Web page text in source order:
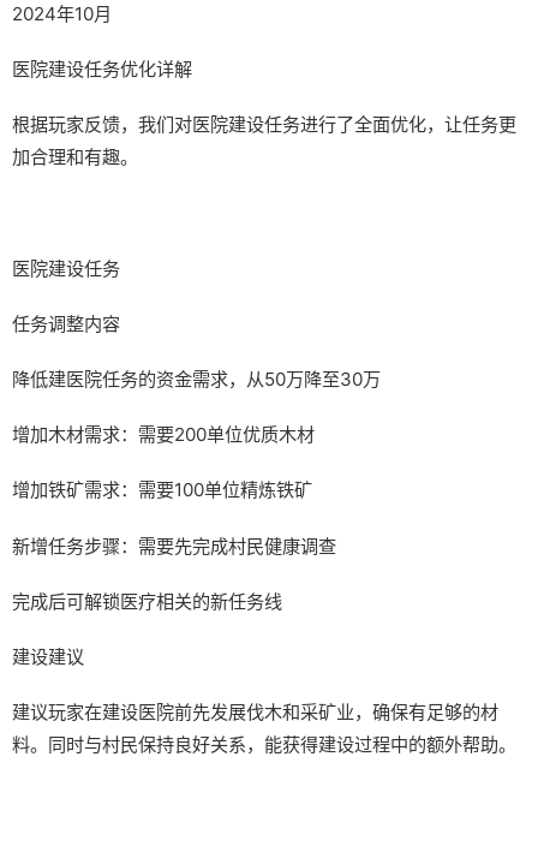
2024年10月
医院建设任务优化详解
根据玩家反馈，我们对医院建设任务进行了全面优化，让任务更
加合理和有趣。
医院建设任务
任务调整内容
降低建医院任务的资金需求，从50万降至30万
增加木材需求：需要200单位优质木材
增加铁矿需求：需要100单位精炼铁矿
新增任务步骤：需要先完成村民健康调查
完成后可解锁医疗相关的新任务线
建设建议
建议玩家在建设医院前先发展伐木和采矿业，确保有足够的材
料。同时与村民保持良好关系，能获得建设过程中的额外帮助。